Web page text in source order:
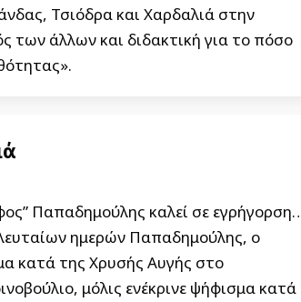
Τσιόδρα και Χαρδαλιά στην
των άλλων και διδακτική για το πόσο
Παπαδημούλης καλεί σε
ημερών Παπαδημούλης, ο
κατά της Χρυσής Αυγής στο
μόλις ενέκρινε ψήφισμα κατά